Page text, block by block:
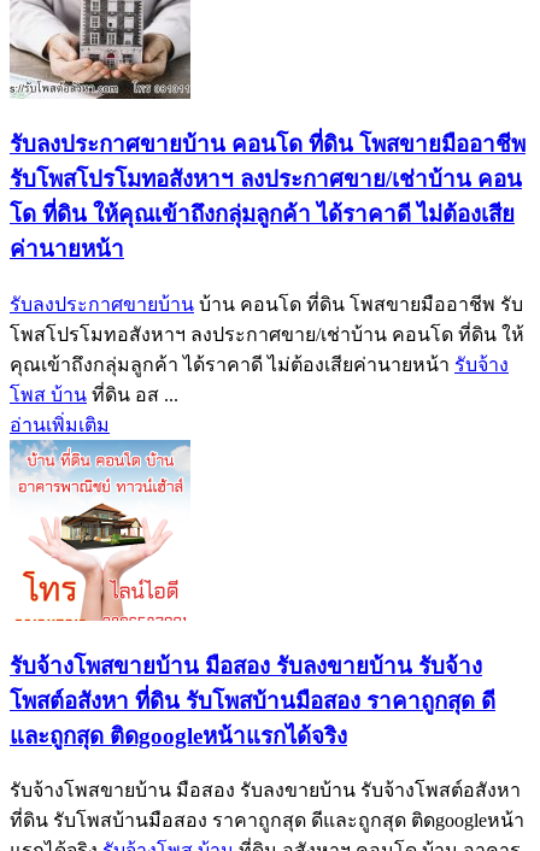
รับลงประกาศขายบ้าน คอนโด ที่ดิน โพสขายมืออาชีพ
รับโพสโปรโมทอสังหาฯ ลงประกาศขาย/เช่าบ้าน คอน
โด ที่ดิน ให้คุณเข้าถึงกลุ่มลูกค้า ได้ราคาดี ไม่ต้องเสีย
ค่านายหน้า
รับลงประกาศขายบ้าน บ้าน คอนโด ที่ดิน โพสขายมืออาชีพ รับ
โพสโปรโมทอสังหาฯ ลงประกาศขาย/เช่าบ้าน คอนโด ที่ดิน ให้
คุณเข้าถึงกลุ่มลูกค้า ได้ราคาดี ไม่ต้องเสียค่านายหน้า รับจ้าง
โพส บ้าน ที่ดิน อส ...
อ่านเพิ่มเติม
รับจ้างโพสขายบ้าน มือสอง รับลงขายบ้าน รับจ้าง
โพสต์อสังหา ที่ดิน รับโพสบ้านมือสอง ราคาถูกสุด ดี
และถูกสุด ติดgoogleหน้าแรกได้จริง
รับจ้างโพสขายบ้าน มือสอง รับลงขายบ้าน รับจ้างโพสต์อสังหา
ที่ดิน รับโพสบ้านมือสอง ราคาถูกสุด ดีและถูกสุด ติดgoogleหน้า